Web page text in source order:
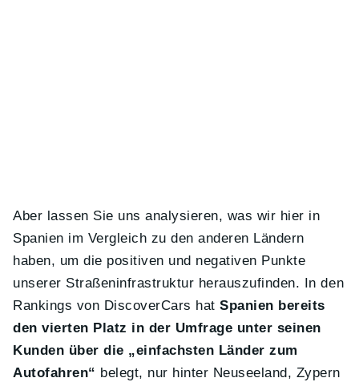
Aber lassen Sie uns analysieren, was wir hier in
Spanien im Vergleich zu den anderen Ländern
haben, um die positiven und negativen Punkte
unserer Straßeninfrastruktur herauszufinden. In den
Rankings von DiscoverCars hatSpanien bereits
den vierten Platz in der Umfrage unter seinen
Kunden über die „einfachsten Länder zum
Autofahren“ belegt, nur hinter Neuseeland, Zypern